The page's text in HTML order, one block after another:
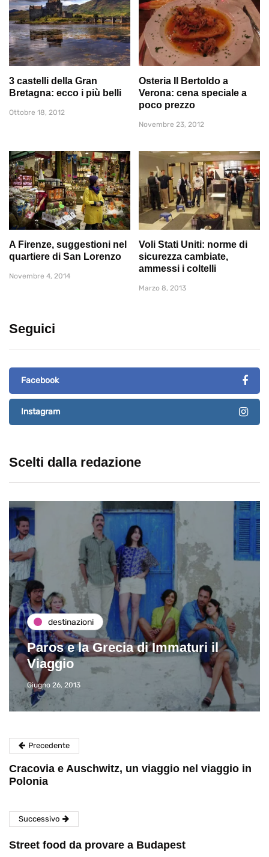
3 castelli della Gran
Bretagna: ecco i più belli
Ottobre 18, 2012
Osteria Il Bertoldo a
Verona: cena speciale a
poco prezzo
Novembre 23, 2012
A Firenze, suggestioni nel
quartiere di San Lorenzo
Novembre 4, 2014
Voli Stati Uniti: norme di
sicurezza cambiate,
ammessi i coltelli
Marzo 8, 2013
Seguici
Facebook
Instagram
Scelti dalla redazione
destinazioni
Paros e la Grecia di Immaturi il
Viaggio
Giugno 26, 2013
Precedente
Cracovia e Auschwitz, un viaggio nel viaggio in
Polonia
Successivo
Street food da provare a Budapest